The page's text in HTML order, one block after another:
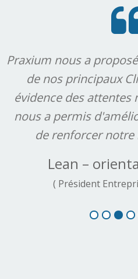
a proposé une enquête
Clients qui a
attentes non
d'améliorer notre
notre
– orientation Client
Entreprise High Tech. )